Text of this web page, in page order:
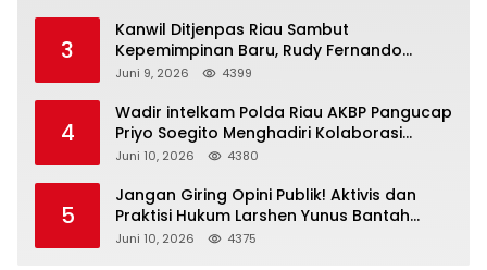
3
Kanwil Ditjenpas Riau Sambut
Kepemimpinan Baru, Rudy Fernando
Sianturi Resmi Menjabat Kakanwil
Juni 9, 2026 4399
4
Wadir intelkam Polda Riau AKBP Pangucap
Priyo Soegito Menghadiri Kolaborasi
Selamatkan Lingkungan Cegah Karhutla
Juni 10, 2026 4380
5
Jangan Giring Opini Publik! Aktivis dan
Praktisi Hukum Larshen Yunus Bantah
Tuduhan Soal Gelar Profesor Sufmi Dasco
Juni 10, 2026 4375